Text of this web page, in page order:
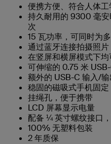
便携方便、符合人体
持久耐用的 9300 毫安
次
15 瓦功率，可同时为
通过蓝牙连接拍摄照片
在竖屏和横屏模式下
可伸缩的 0.75 米
额外的 USB-C 输入/输
稳固的磁吸式手机固定
挂绳孔，便于携带
LCD 屏幕显示电量
配备 ¼ 英寸螺纹接口
100% 无塑料包装
2 年质保